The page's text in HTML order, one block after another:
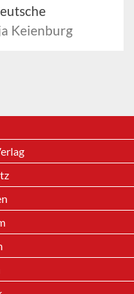
Keienburg